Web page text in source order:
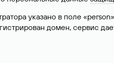
указано в поле
домен, сервис